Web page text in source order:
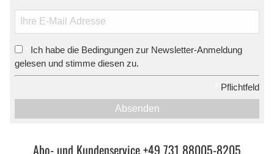
Ich habe die Bedingungen zur Newsletter-Anmeldung
gelesen und stimme diesen zu.
Pflichtfeld
Absenden
Abo- und Kundenservice +49 731 88005-8205